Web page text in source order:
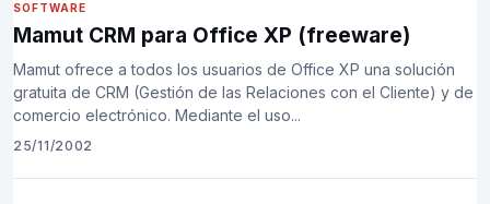
SOFTWARE
Mamut CRM para Office XP (freeware)
Mamut ofrece a todos los usuarios de Office XP una solución
gratuita de CRM (Gestión de las Relaciones con el Cliente) y de
comercio electrónico. Mediante el uso...
25/11/2002